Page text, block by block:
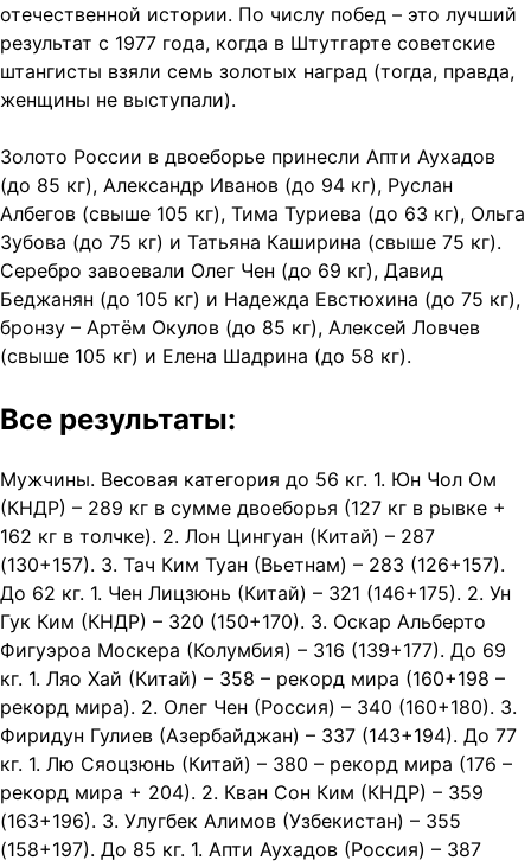
отечественной истории. По числу побед – это лучший
результат с 1977 года, когда в Штутгарте советские
штангисты взяли семь золотых наград (тогда, правда,
женщины не выступали).
Золото России в двоеборье принесли Апти Аухадов
(до 85 кг), Александр Иванов (до 94 кг), Руслан
Албегов (свыше 105 кг), Тима Туриева (до 63 кг), Ольга
Зубова (до 75 кг) и Татьяна Каширина (свыше 75 кг).
Серебро завоевали Олег Чен (до 69 кг), Давид
Беджанян (до 105 кг) и Надежда Евстюхина (до 75 кг),
бронзу – Артём Окулов (до 85 кг), Алексей Ловчев
(свыше 105 кг) и Елена Шадрина (до 58 кг).
Все результаты:
Мужчины. Весовая категория до 56 кг. 1. Юн Чол Ом
(КНДР) – 289 кг в сумме двоеборья (127 кг в рывке +
162 кг в толчке). 2. Лон Цингуан (Китай) – 287
(130+157). 3. Тач Ким Туан (Вьетнам) – 283 (126+157).
До 62 кг. 1. Чен Лицзюнь (Китай) – 321 (146+175). 2. Ун
Гук Ким (КНДР) – 320 (150+170). 3. Оскар Альберто
Фигуэроа Москера (Колумбия) – 316 (139+177). До 69
кг. 1. Ляо Хай (Китай) – 358 – рекорд мира (160+198 –
рекорд мира). 2. Олег Чен (Россия) – 340 (160+180). 3.
Фиридун Гулиев (Азербайджан) – 337 (143+194). До 77
кг. 1. Лю Сяоцзюнь (Китай) – 380 – рекорд мира (176 –
рекорд мира + 204). 2. Кван Сон Ким (КНДР) – 359
(163+196). 3. Улугбек Алимов (Узбекистан) – 355
(158+197). До 85 кг. 1. Апти Аухадов (Россия) – 387